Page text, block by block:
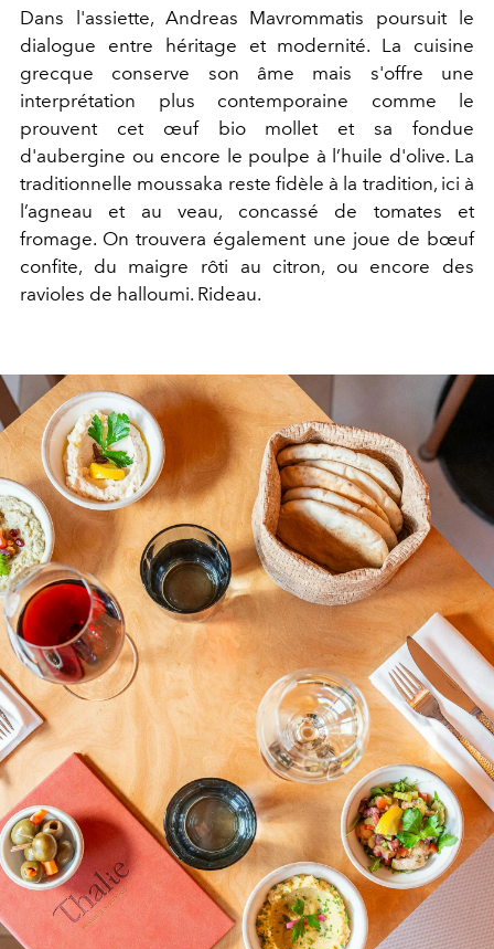
Dans l'assiette, Andreas Mavrommatis poursuit le
dialogue entre héritage et modernité. La cuisine
grecque conserve son âme mais s'offre une
interprétation plus contemporaine comme le
prouvent cet œuf bio mollet et sa fondue
d'aubergine ou encore le poulpe à l’huile d'olive. La
traditionnelle moussaka reste fidèle à la tradition, ici à
l’agneau et au veau, concassé de tomates et
fromage. On trouvera également une joue de bœuf
confite, du maigre rôti au citron, ou encore des
ravioles de halloumi. Rideau.